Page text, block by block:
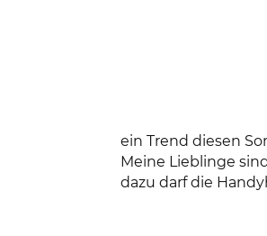
ein Trend diesen
Meine Lieblinge
dazu darf die